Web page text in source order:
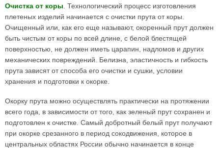
Очистка от коры . Технологический процесс изготовления
плетеных изделий начинается с очистки прута от коры.
Очищенный или, как его еще называют, окоренный прут должен
быть чистым от коры по всей длине, с белой блестящей
поверхностью, не должен иметь царапин, надломов и других
механических повреждений. Белизна, эластичность и гибкость
прута зависят от способа его очистки и сушки, условии
хранения и подготовки к окорке.
Окорку прута можно осуществлять практически на протяжении
всего года, в зависимости от того, как зеленый прут сохранен и
подготовлен к очистке. Самый добротный белый прут получают
при окорке срезанного в период сокодвижения, которое в
центральных областях России обычно начинается в конце